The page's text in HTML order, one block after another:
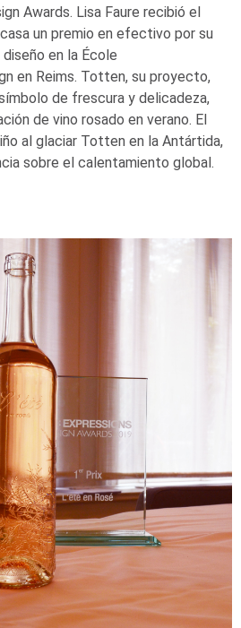
Awards. Lisa Faure recibió el
un premio en efectivo por su
en la École
en Reims. Totten, su proyecto,
de frescura y delicadeza,
de vino rosado en verano. El
al glaciar Totten en la Antártida,
sobre el calentamiento global.